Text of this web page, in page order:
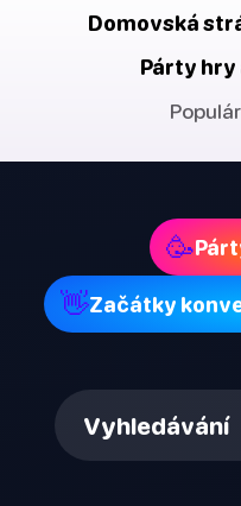
Domovská
Párty hry
🥳
👋Začátky
Vyhledávání